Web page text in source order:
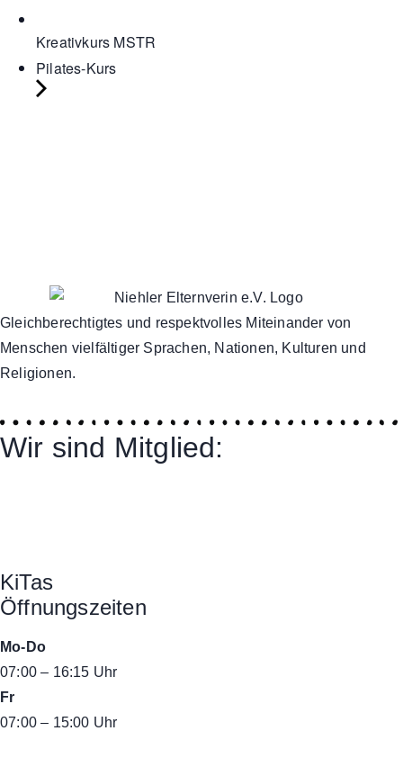
Kreativkurs MSTR
Pilates-Kurs
Gleichberechtigtes und respektvolles Miteinander von
Menschen vielfältiger Sprachen, Nationen, Kulturen und
Religionen.
Wir sind Mitglied:
KiTas
Öffnungszeiten
Mo-Do
07:00 – 16:15 Uhr
Fr
07:00 – 15:00 Uhr